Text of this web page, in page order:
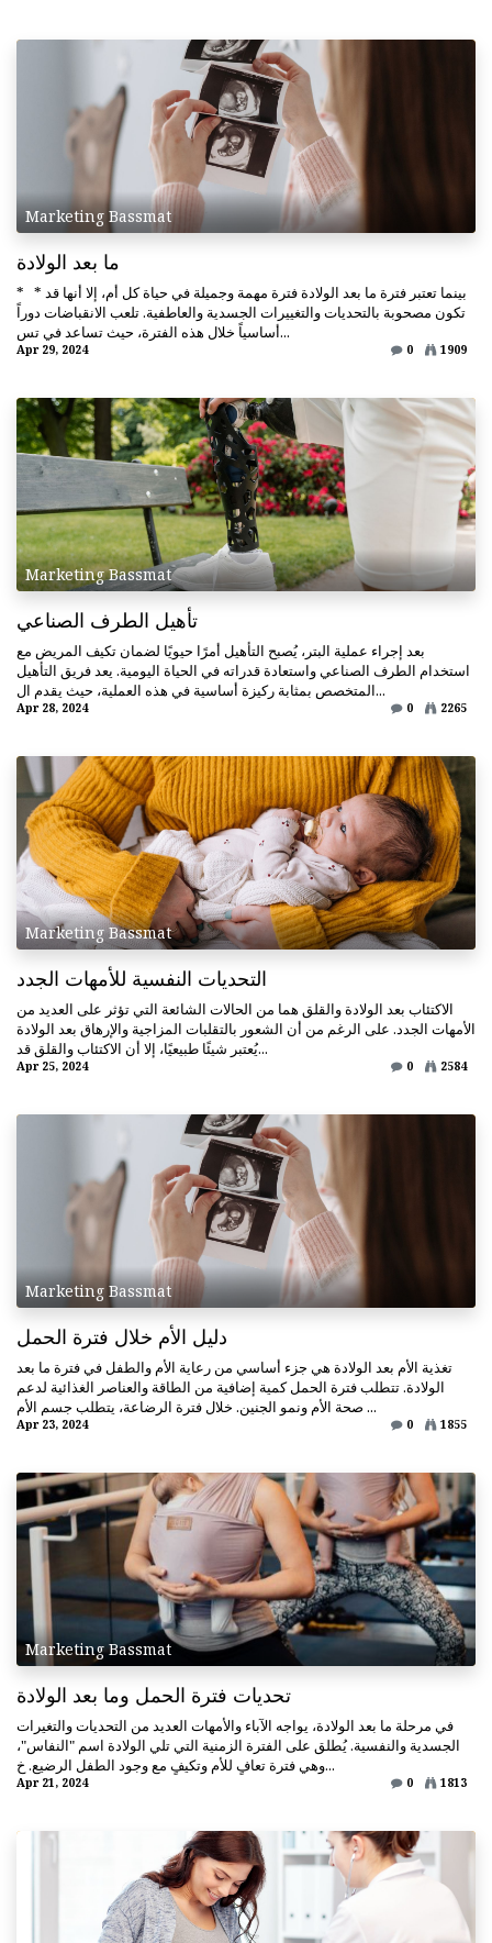
Marketing Bassmat
ما بعد الولادة
* * بينما تعتبر فترة ما بعد الولادة فترة مهمة وجميلة في حياة كل أم، إلا أنها قد
تكون مصحوبة بالتحديات والتغييرات الجسدية والعاطفية. تلعب الانقباضات دوراً
أساسياً خلال هذه الفترة، حيث تساعد في تس...
Apr 29, 2024 0 1909
Marketing Bassmat
تأهيل الطرف الصناعي
بعد إجراء عملية البتر، يُصبح التأهيل أمرًا حيويًا لضمان تكيف المريض مع
استخدام الطرف الصناعي واستعادة قدراته في الحياة اليومية. يعد فريق التأهيل
المتخصص بمثابة ركيزة أساسية في هذه العملية، حيث يقدم ال...
Apr 28, 2024 0 2265
Marketing Bassmat
التحديات النفسية للأمهات الجدد
الاكتئاب بعد الولادة والقلق هما من الحالات الشائعة التي تؤثر على العديد من
الأمهات الجدد. على الرغم من أن الشعور بالتقلبات المزاجية والإرهاق بعد الولادة
يُعتبر شيئًا طبيعيًا، إلا أن الاكتئاب والقلق قد...
Apr 25, 2024 0 2584
Marketing Bassmat
دليل الأم خلال فترة الحمل
تغذية الأم بعد الولادة هي جزء أساسي من رعاية الأم والطفل في فترة ما بعد
الولادة. تتطلب فترة الحمل كمية إضافية من الطاقة والعناصر الغذائية لدعم
صحة الأم ونمو الجنين. خلال فترة الرضاعة، يتطلب جسم الأم ...
Apr 23, 2024 0 1855
Marketing Bassmat
تحديات فترة الحمل وما بعد الولادة
في مرحلة ما بعد الولادة، يواجه الآباء والأمهات العديد من التحديات والتغيرات
الجسدية والنفسية. يُطلق على الفترة الزمنية التي تلي الولادة اسم "النفاس"،
وهي فترة تعافٍ للأم وتكيفٍ مع وجود الطفل الرضيع. خ...
Apr 21, 2024 0 1813